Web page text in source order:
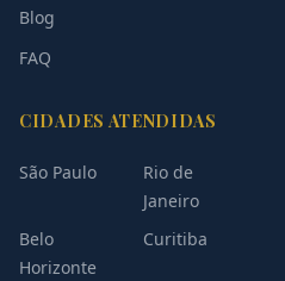
Blog
FAQ
CIDADES ATENDIDAS
São Paulo
Rio de
Janeiro
Belo
Horizonte
Curitiba